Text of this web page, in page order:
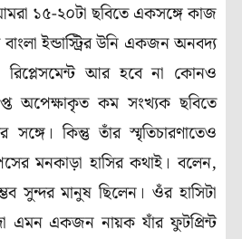
১৫-২০টা ছবিতে একসঙ্গে কাজ
ইন্ডাস্ট্রির উনি একজন অনবদ্য
আর হবে না কোনও
অপেক্ষাকৃত কম সংখ্যক ছবিতে
কিন্তু তাঁর স্মৃতিচারণাতেও
মনকাড়া হাসির কথাই। বলেন,
সুন্দর মানুষ ছিলেন। ওঁর হাসিটা
এমন একজন নায়ক যাঁর ফুটপ্রিন্ট